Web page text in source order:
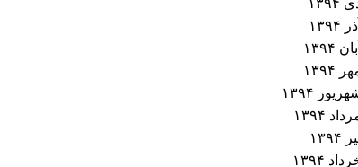
۱۳۹۴
۱۳۹۴
۱۳۹۴
۱۳۹۴
۱۳۹۴
۱۳۹۴